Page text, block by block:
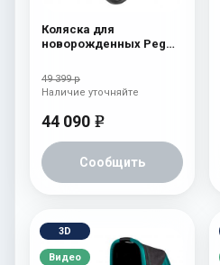
Коляска для
новорожденных Peg
(шасси White/Black)
Onyx
49 399 р
44 090 e
Сообщить
Наличие уточняйте
3D
Видео